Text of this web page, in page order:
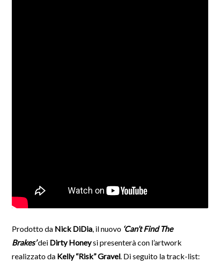
Prodotto da Nick DiDia, il nuovo ‘Can’t Find The
Brakes’dei Dirty Honeysi presenterà con l’artwork
realizzato da Kelly “Risk” Gravel. Di seguito la track-list: